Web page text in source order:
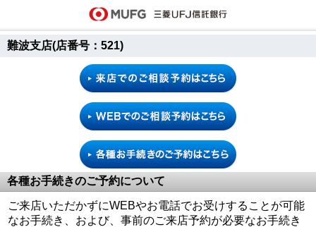
難波支店(店番号：521)
各種お手続きのご予約について
ご来店いただかずにWEBやお電話でお受けすることが可能
なお手続き、および、事前のご来店予約が必要なお手続き